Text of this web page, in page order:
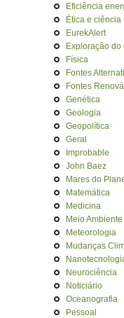
Eficiência
Ética e ciência
EurekAlert
Exploração do
Física
Fontes
Fontes
Genética
Geologia
Geopolítica
Geral
Improbable
John Baez
Mares do
Matemática
Medicina
Meio Ambiente
Meteorologia
Mudanças
Neurociência
Noticiário
Oceanografia
Pessoal